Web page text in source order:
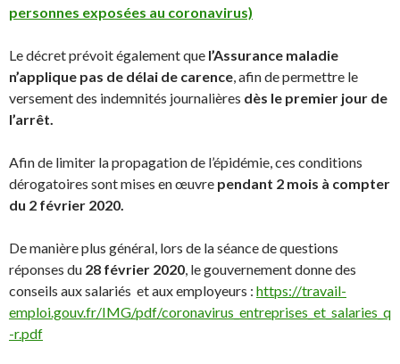
personnes exposées au coronavirus)
Le décret prévoit également que l’Assurance maladie
n’applique pas de délai de carence, afin de permettre le
versement des indemnités journalières dès le premier jour de
l’arrêt.
Afin de limiter la propagation de l’épidémie, ces conditions
dérogatoires sont mises en œuvre pendant 2 mois à compter
du 2 février 2020.
De manière plus général, lors de la séance de questions
réponses du 28 février 2020, le gouvernement donne des
conseils aux salariés et aux employeurs : https://travail-
emploi.gouv.fr/IMG/pdf/coronavirus_entreprises_et_salaries_q
-r.pdf